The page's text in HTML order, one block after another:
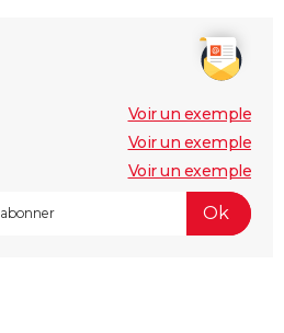
Voir un exemple
Voir un exemple
Voir un exemple